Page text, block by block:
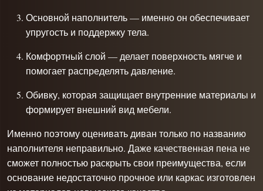
Основной наполнитель — именно он обеспечивает
упругость и поддержку тела.
Комфортный слой — делает поверхность мягче и
помогает распределять давление.
Обивку, которая защищает внутренние материалы и
формирует внешний вид мебели.
Именно поэтому оценивать диван только по названию
наполнителя неправильно. Даже качественная пена не
сможет полностью раскрыть свои преимущества, если
основание недостаточно прочное или каркас изготовлен